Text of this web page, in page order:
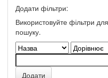
Додати фільтри:
Використовуйте фільтри
пошуку.